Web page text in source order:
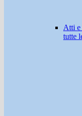
Atti e
tutte